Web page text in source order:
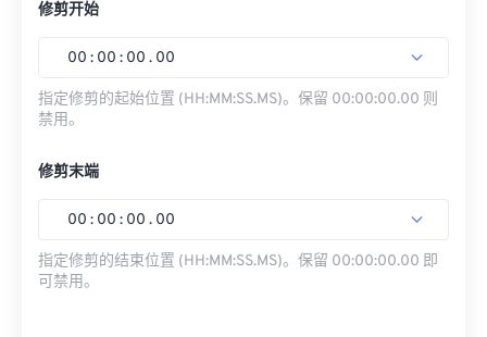
修剪开始
00 : 00 : 00 . 00
指定修剪的起始位置 (HH:MM:SS.MS)。保留 00:00:00.00 则
禁用。
修剪末端
00 : 00 : 00 . 00
指定修剪的结束位置 (HH:MM:SS.MS)。保留 00:00:00.00 即
可禁用。